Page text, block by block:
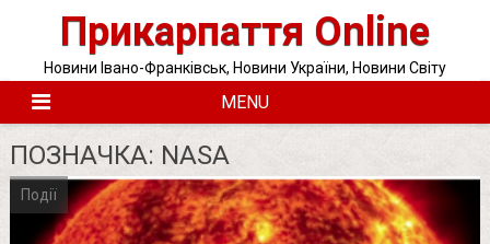
Прикарпаття Online
Новини Івано-Франківськ, Новини України, Новини Світу
MENU
ПОЗНАЧКА: NASA
Події